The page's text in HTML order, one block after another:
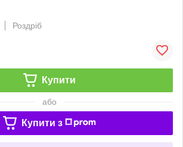
Роздріб
Купити
або
Купити з